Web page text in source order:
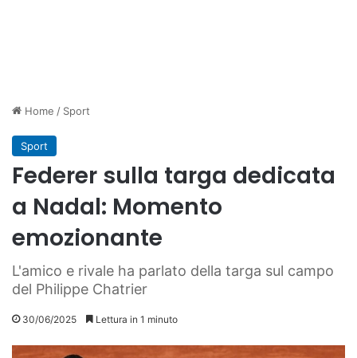
Home / Sport
Sport
Federer sulla targa dedicata
a Nadal: Momento
emozionante
L'amico e rivale ha parlato della targa sul campo
del Philippe Chatrier
30/06/2025 Lettura in 1 minuto